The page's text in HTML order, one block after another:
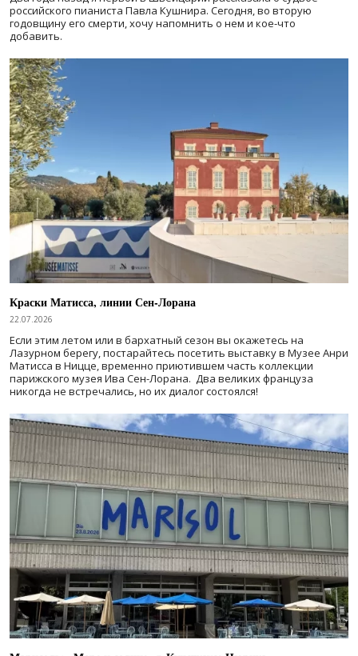
российского пианиста Павла Кушнира. Сегодня, во вторую
годовщину его смерти, хочу напомнить о нем и кое-что
добавить.
Краски Матисса, линии Сен-Лорана
22.07.2026
Если этим летом или в бархатный сезон вы окажетесь на
Лазурном берегу, постарайтесь посетить выставку в Музее Анри
Матисса в Ницце, временно приютившем часть коллекции
парижского музея Ива Сен-Лорана. Два великих француза
никогда не встречались, но их диалог состоялся!